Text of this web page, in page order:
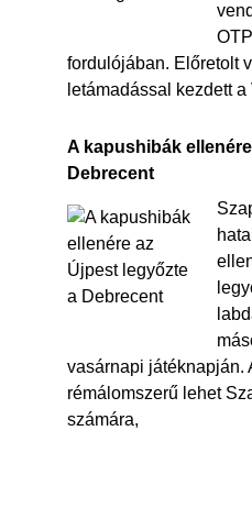
fordulójában. Előretolt
letámadással kezdett
A kapushibák
Debrecent
vasárnapi játéknapján.
rémálomszerű lehet
számára,